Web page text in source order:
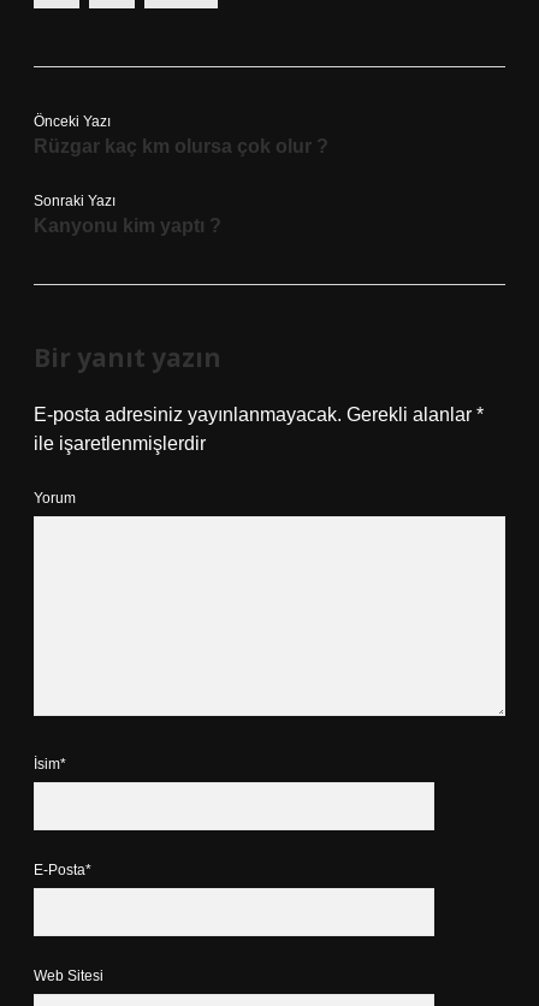
Önceki Yazı
Rüzgar kaç km olursa çok olur ?
Sonraki Yazı
Kanyonu kim yaptı ?
Bir yanıt yazın
E-posta adresiniz yayınlanmayacak. Gerekli alanlar *
ile işaretlenmişlerdir
Yorum
İsim*
E-Posta*
Web Sitesi